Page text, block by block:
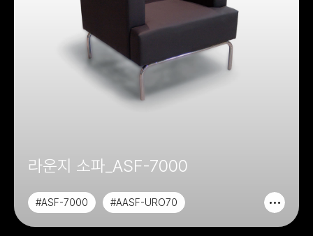
라운지 소파_ASF-7000
#ASF-7000
#AASF-URO70